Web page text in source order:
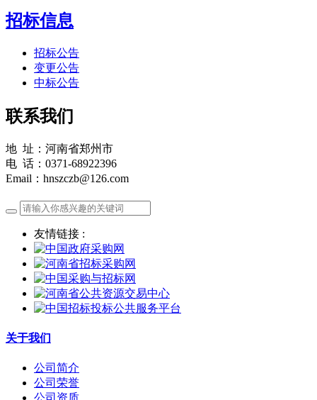
招标信息
招标公告
变更公告
中标公告
联系我们
地 址：河南省郑州市
电 话：0371-68922396
Email：hnszczb@126.com
友情链接 :
关于我们
公司简介
公司荣誉